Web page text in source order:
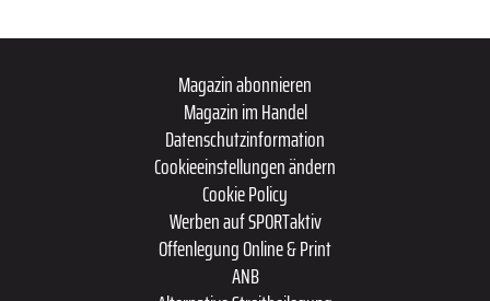
Magazin abonnieren
Magazin im Handel
Datenschutzinformation
Cookieeinstellungen ändern
Cookie Policy
Werben auf SPORTaktiv
Offenlegung Online & Print
ANB